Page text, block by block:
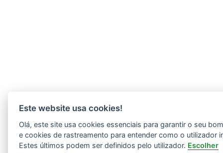
Este website usa cookies!
Olá, este site usa cookies essenciais para garantir o seu
e cookies de rastreamento para entender como o utilizador
Estes últimos podem ser definidos pelo utilizador. Escolher